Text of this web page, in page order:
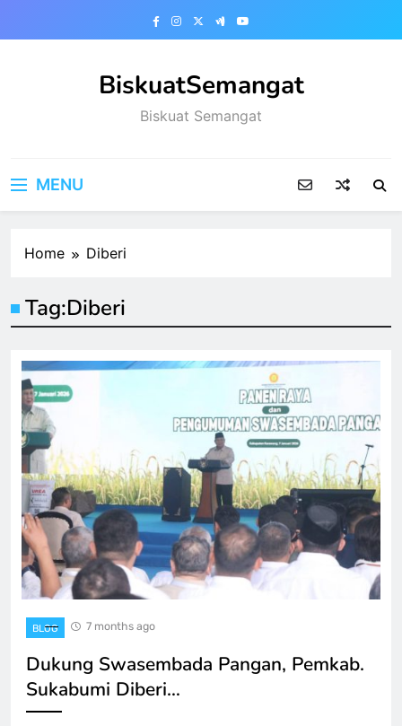
BiskuatSemangat
Biskuat Semangat
MENU
Home Diberi
Tag:Diberi
BLOG 7 months ago
Dukung Swasembada Pangan, Pemkab.
Sukabumi Diberi…